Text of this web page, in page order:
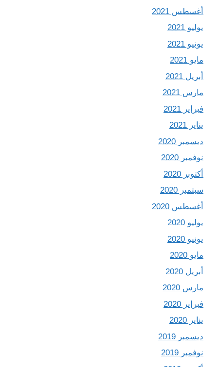
أغسطس 2021
يوليو 2021
يونيو 2021
مايو 2021
أبريل 2021
مارس 2021
فبراير 2021
يناير 2021
ديسمبر 2020
نوفمبر 2020
أكتوبر 2020
سبتمبر 2020
أغسطس 2020
يوليو 2020
يونيو 2020
مايو 2020
أبريل 2020
مارس 2020
فبراير 2020
يناير 2020
ديسمبر 2019
نوفمبر 2019